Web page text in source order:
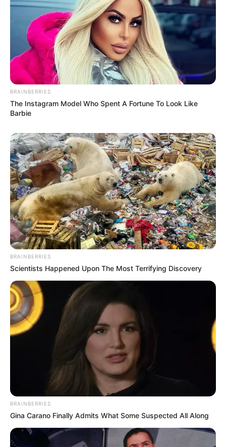
BRAINBERRIES
The Instagram Model Who Spent A Fortune To Look Like
Barbie
BRAINBERRIES
Scientists Happened Upon The Most Terrifying Discovery
BRAINBERRIES
Gina Carano Finally Admits What Some Suspected All Along